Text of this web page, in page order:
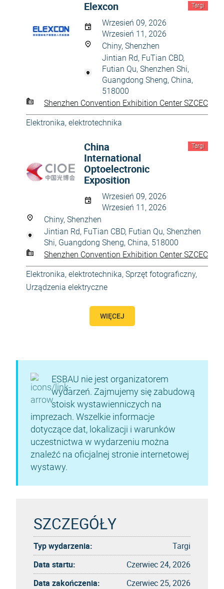
Targi
Elexcon
Wrzesień 09, 2026
Wrzesień 11, 2026
Chiny, Shenzhen
Jintian Rd, FuTian CBD,
Futian Qu, Shenzhen Shi,
Guangdong Sheng, China,
518000
Shenzhen Convention Exhibition Center SZCEC
Elektronika, elektrotechnika
Targi
China
International
Optoelectronic
Exposition
Wrzesień 09, 2026
Wrzesień 11, 2026
Chiny, Shenzhen
Jintian Rd, FuTian CBD, Futian Qu, Shenzhen
Shi, Guangdong Sheng, China, 518000
Shenzhen Convention Exhibition Center SZCEC
Elektronika, elektrotechnika, Sprzęt fotograficzny,
Urządzenia elektryczne
WIĘCEJ
ESBAU nie jest organizatorem
wydarzeń. Zajmujemy się zabudową
stoisk wystawienniczych na
imprezach. Wszelkie informacje
dotyczące dat, lokalizacji i warunków
uczestnictwa w wydarzeniu można
znaleźć na oficjalnej stronie internetowej
wystawy.
SZCZEGÓŁY
Typ wydarzenia:
Targi
Data startu:
Czerwiec 24, 2026
Data zakończenia:
Czerwiec 25, 2026